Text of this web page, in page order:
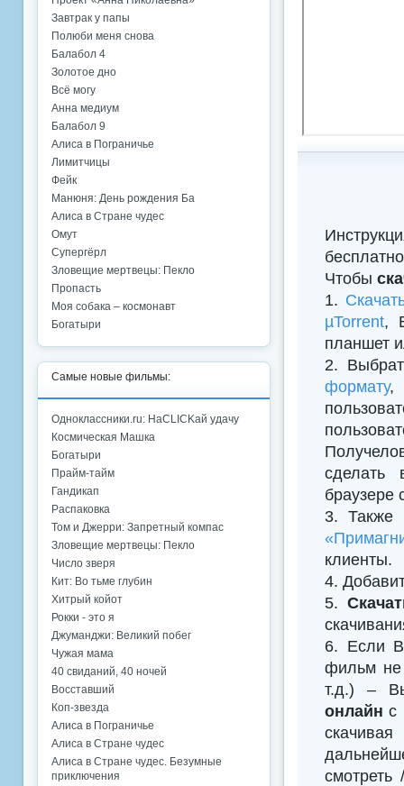
Чтобы
1.
µTorrent,
планшет
2.
формату,
сделать
браузере
3. Также
клиенты.
4.
5.
6. Если
фильм не
т.д.) –
онлайн с
Завтрак у папы
Полюби меня снова
Балабол 4
Золотое дно
Всё могу
Анна медиум
Балабол 9
Алиса в Пограничье
Лимитчицы
Фейк
Манюня: День рождения Ба
Алиса в Стране чудес
Омут
Супергёрл
Зловещие мертвецы: Пекло
Пропасть
Моя собака – космонавт
Богатыри
Самые новые фильмы:
Одноклассники.ru: НаCLICKай удачу
Космическая Машка
Богатыри
Прайм-тайм
Гандикап
Распаковка
Том и Джерри: Запретный компас
Зловещие мертвецы: Пекло
Число зверя
Кит: Во тьме глубин
Хитрый койот
Рокки - это я
Джуманджи: Великий побег
Чужая мама
40 свиданий, 40 ночей
Восставший
Коп-звезда
Алиса в Пограничье
Алиса в Стране чудес
Алиса в Стране чудес. Безумные
приключения